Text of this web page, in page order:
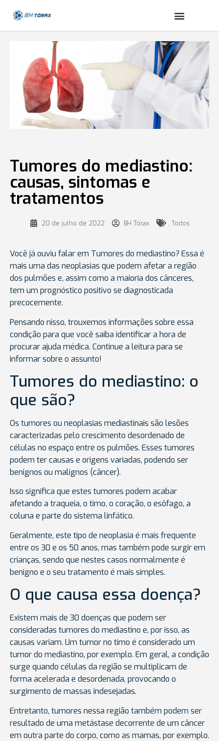
Tumores do mediastino:
causas, sintomas e
tratamentos
20 de julho de 2022 BH Tórax , Todos
Você já ouviu falar em Tumores do mediastino? Essa é
mais uma das neoplasias que podem afetar a região
dos pulmões e, assim como a maioria dos cânceres,
tem um prognóstico positivo se diagnosticada
precocemente.
Pensando nisso, trouxemos informações sobre essa
condição para que você saiba identificar a hora de
procurar ajuda médica. Continue a leitura para se
informar sobre o assunto!
Tumores do mediastino: o
que são?
Os tumores ou neoplasias mediastinais são lesões
caracterizadas pelo crescimento desordenado de
células no espaço entre os pulmões. Esses tumores
podem ter causas e origens variadas, podendo ser
benignos ou malignos (câncer).
Isso significa que estes tumores podem acabar
afetando a traqueia, o timo, o coração, o esôfago, a
coluna e parte do sistema linfático.
Geralmente, este tipo de neoplasia é mais frequente
entre os 30 e os 50 anos, mas também pode surgir em
crianças, sendo que nestes casos normalmente é
benigno e o seu tratamento é mais simples.
O que causa essa doença?
Existem mais de 30 doenças que podem ser
consideradas tumores do mediastino e, por isso, as
causas variam. Um tumor no timo é considerado um
tumor do mediastino, por exemplo. Em geral, a condição
surge quando células da região se multiplicam de
forma acelerada e desordenada, provocando o
surgimento de massas indesejadas.
Entretanto, tumores nessa região também podem ser
resultado de uma metástase decorrente de um câncer
em outra parte do corpo, como as mamas, por exemplo.